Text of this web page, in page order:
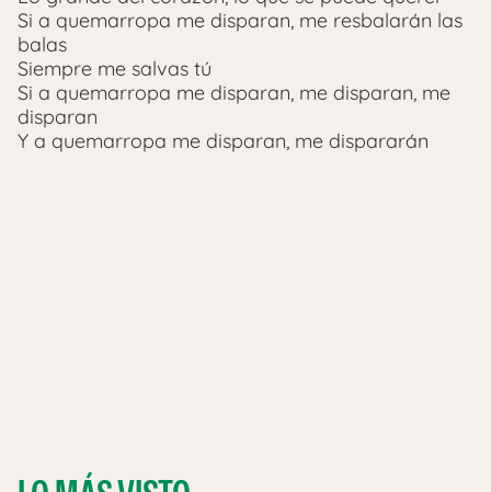
Si a quemarropa me disparan, me resbalarán las
balas
Siempre me salvas tú
Si a quemarropa me disparan, me disparan, me
disparan
Y a quemarropa me disparan, me dispararán